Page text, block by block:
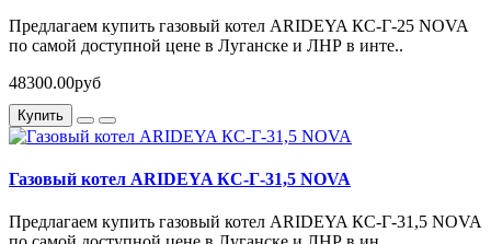
Предлагаем купить газовый котел ARIDEYA КС-Г-25 NOVA
по самой доступной цене в Луганске и ЛНР в инте..
48300.00руб
Купить
Газовый котел ARIDEYA КС-Г-31,5 NOVA
Предлагаем купить газовый котел ARIDEYA КС-Г-31,5 NOVA